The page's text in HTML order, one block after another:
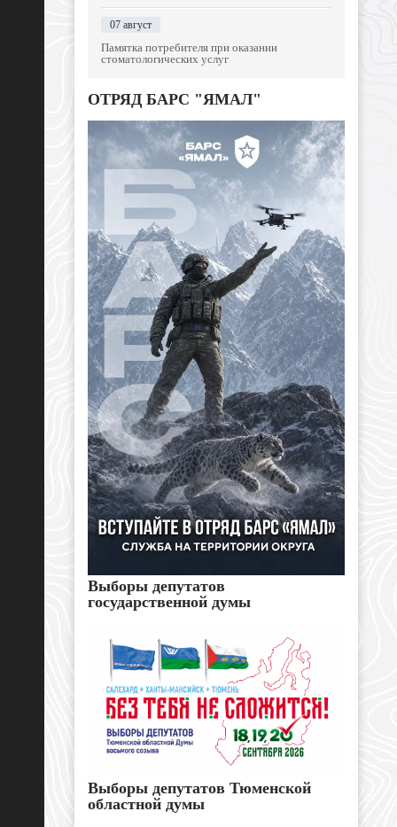
07 август
Памятка потребителя при оказании
стоматологических услуг
ОТРЯД БАРС "ЯМАЛ"
Выборы депутатов
государственной думы
Выборы депутатов Тюменской
областной думы